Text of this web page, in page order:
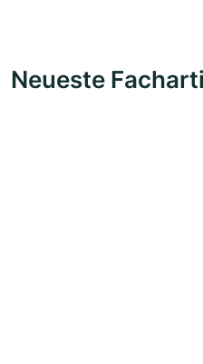
Neueste